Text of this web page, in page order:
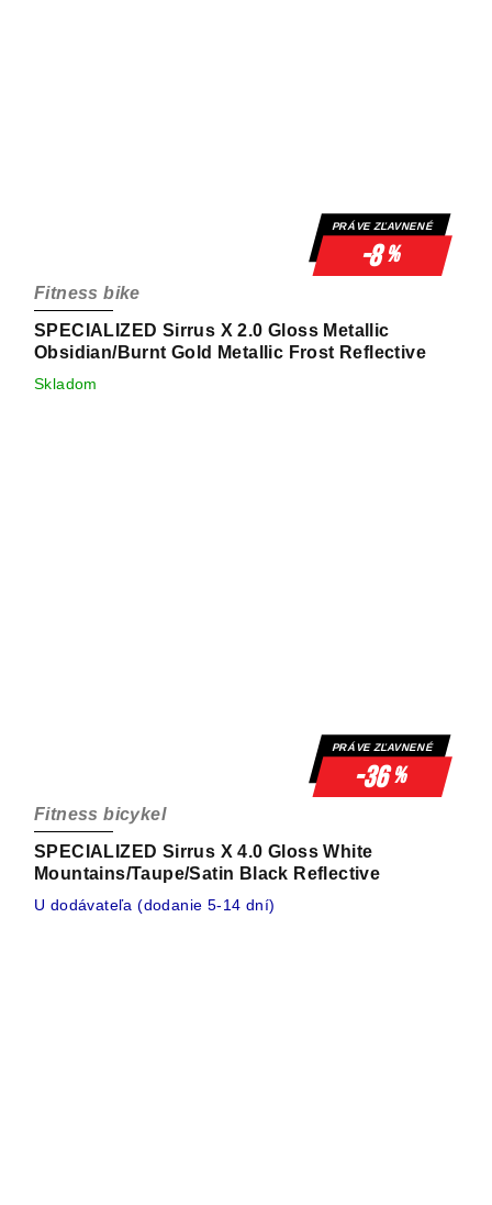
PRÁVE ZĽAVNENÉ
-8%
SPECIALIZED Sirrus X 2.0 Gloss Metallic
Obsidian/Burnt Gold Metallic Frost Reflective
Fitness bike
Skladom
PRÁVE ZĽAVNENÉ
-36%
SPECIALIZED Sirrus X 4.0 Gloss White
Mountains/Taupe/Satin Black Reflective
Fitness bicykel
U dodávateľa (dodanie 5-14 dní)